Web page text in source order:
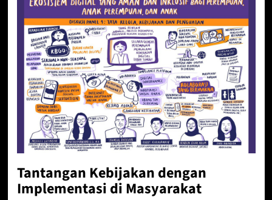
Tantangan Kebijakan dengan
Implementasi di Masyarakat